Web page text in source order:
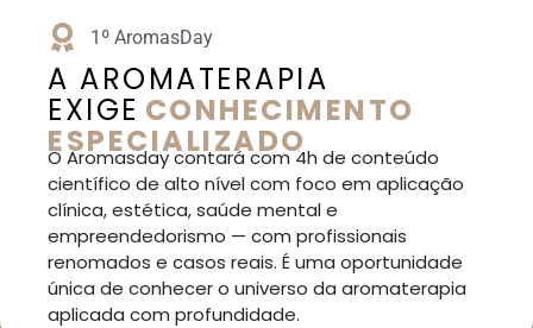
1º AromasDay
A AROMATERAPIA
EXIGE CONHECIMENTO
ESPECIALIZADO
O Aromasday contará com 4h de conteúdo
científico de alto nível com foco em aplicação
clínica, estética, saúde mental e
empreendedorismo — com profissionais
renomados e casos reais. É uma oportunidade
única de conhecer o universo da aromaterapia
aplicada com profundidade.